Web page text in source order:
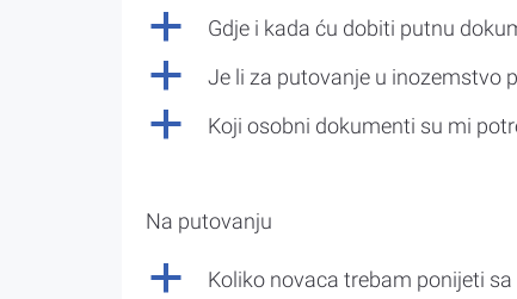
a Gdje i kada ću dobiti putnu
a Je li za putovanje u inozemstvo
a Koji osobni dokumenti su mi
Na putovanju
a Koliko novaca trebam ponijeti